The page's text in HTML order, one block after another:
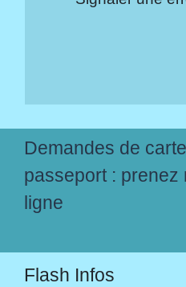
Demandes de
passeport : prenez
ligne
Flash Infos